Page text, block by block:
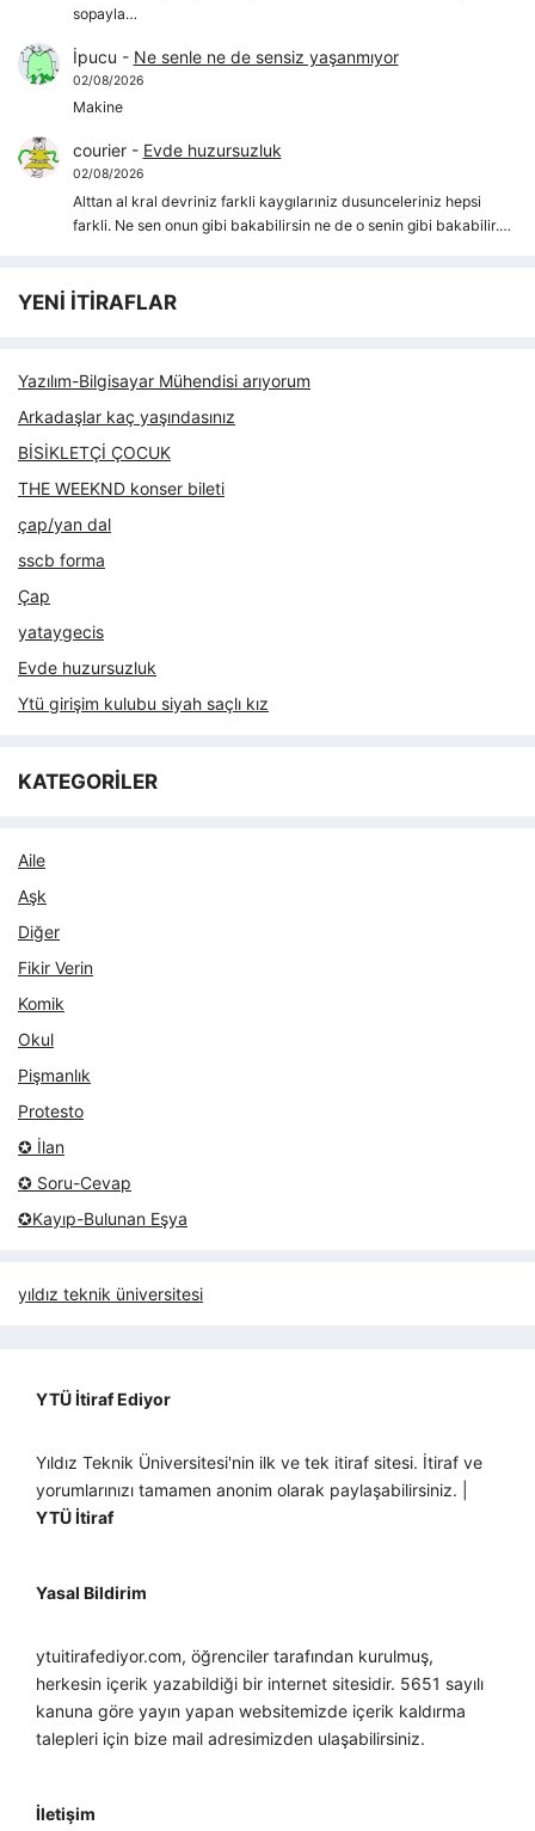
sopayla…
İpucu - Ne senle ne de sensiz yaşanmıyor
02/08/2026
Makine
courier- Evde huzursuzluk
02/08/2026
Alttan al kral devriniz farkli kaygılarıniz dusunceleriniz hepsi
farkli. Ne sen onun gibi bakabilirsin ne de o senin gibi bakabilir.…
YENİ İTİRAFLAR
Yazılım-Bilgisayar Mühendisi arıyorum
Arkadaşlar kaç yaşındasınız
BİSİKLETÇİ ÇOCUK
THE WEEKND konser bileti
çap/yan dal
sscb forma
Çap
yataygecis
Evde huzursuzluk
Ytü girişim kulubu siyah saçlı kız
KATEGORİLER
Aile
Aşk
Diğer
Fikir Verin
Komik
Okul
Pişmanlık
Protesto
✪ İlan
✪ Soru-Cevap
✪Kayıp-Bulunan Eşya
yıldız teknik üniversitesi
YTÜ İtiraf Ediyor
Yıldız Teknik Üniversitesi'nin ilk ve tek itiraf sitesi. İtiraf ve
yorumlarınızı tamamen anonim olarak paylaşabilirsiniz. |
YTÜ İtiraf
Yasal Bildirim
ytuitirafediyor.com, öğrenciler tarafından kurulmuş,
herkesin içerik yazabildiği bir internet sitesidir. 5651 sayılı
kanuna göre yayın yapan websitemizde içerik kaldırma
talepleri için bize mail adresimizden ulaşabilirsiniz.
İletişim